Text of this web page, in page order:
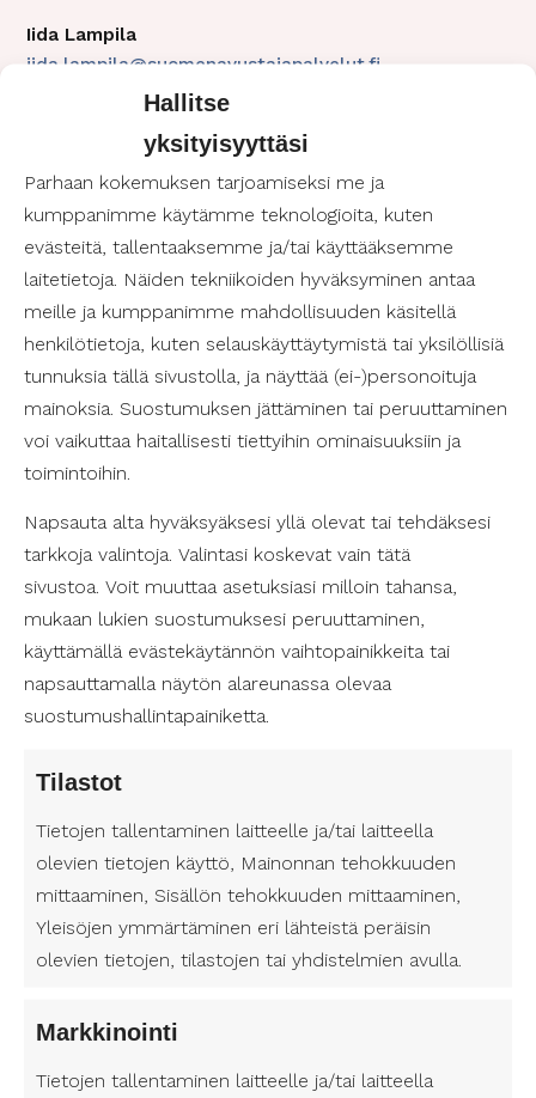
Hallitse
yksityisyyttäsi
Parhaan kokemuksen tarjoamiseksi me ja
kumppanimme käytämme teknologioita, kuten
evästeitä, tallentaaksemme ja/tai käyttääksemme
laitetietoja. Näiden tekniikoiden hyväksyminen antaa
meille ja kumppanimme mahdollisuuden käsitellä
henkilötietoja, kuten selauskäyttäytymistä tai yksilöllisiä
tunnuksia tällä sivustolla, ja näyttää (ei-)personoituja
mainoksia. Suostumuksen jättäminen tai peruuttaminen
voi vaikuttaa haitallisesti tiettyihin ominaisuuksiin ja
toimintoihin.
Napsauta alta hyväksyäksesi yllä olevat tai tehdäksesi
tarkkoja valintoja. Valintasi koskevat vain tätä
sivustoa. Voit muuttaa asetuksiasi milloin tahansa,
mukaan lukien suostumuksesi peruuttaminen,
käyttämällä evästekäytännön vaihtopainikkeita tai
napsauttamalla näytön alareunassa olevaa
suostumushallintapainiketta.
Tilastot
Tietojen tallentaminen laitteelle ja/tai laitteella
olevien tietojen käyttö, Mainonnan tehokkuuden
mittaaminen, Sisällön tehokkuuden mittaaminen,
Yleisöjen ymmärtäminen eri lähteistä peräisin
olevien tietojen, tilastojen tai yhdistelmien avulla.
Markkinointi
Tietojen tallentaminen laitteelle ja/tai laitteella
Iida Lampila
iida.lampila@suomenavustajapalvelut.fi
040 828 0550
Paljon vapaita avustajia!
Henkilökohtainen avustaja
helposti!
Työllistämme jo yli 3 000 avustajaa
ympäri Suomea. Valitse itsellesi
luotettava henkilökohtainen avustaja
– palvelun yksityiskohdat määräät
itse!
Täytä yhteystietosi – olemme
sinuun yhteydessä!
N
i
m
E
n
i
S
k
u